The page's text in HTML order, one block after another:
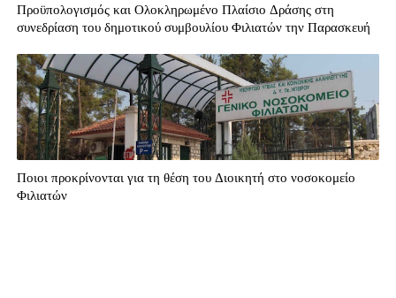
Προϋπολογισμός και Ολοκληρωμένο Πλαίσιο Δράσης στη
συνεδρίαση του δημοτικού συμβουλίου Φιλιατών την Παρασκευή
Ποιοι προκρίνονται για τη θέση του Διοικητή στο νοσοκομείο
Φιλιατών